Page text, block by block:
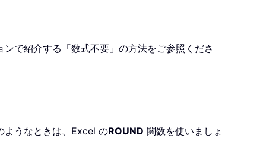
で紹介する「数式不要」の方法をご参照くださ
ようなときは、Excel のROUND 関数を使いましょ